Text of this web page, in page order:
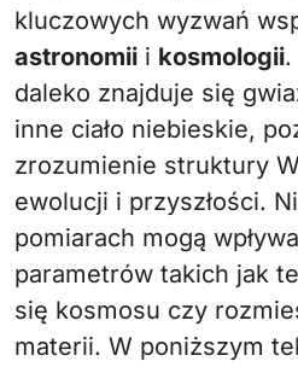
kluczowych wyzwań
astronomii i kosmologii.
daleko znajduje się
inne ciało niebieskie,
zrozumienie struktury
ewolucji i przyszłości.
pomiarach mogą
parametrów takich jak
się kosmosu czy
materii. W poniższym